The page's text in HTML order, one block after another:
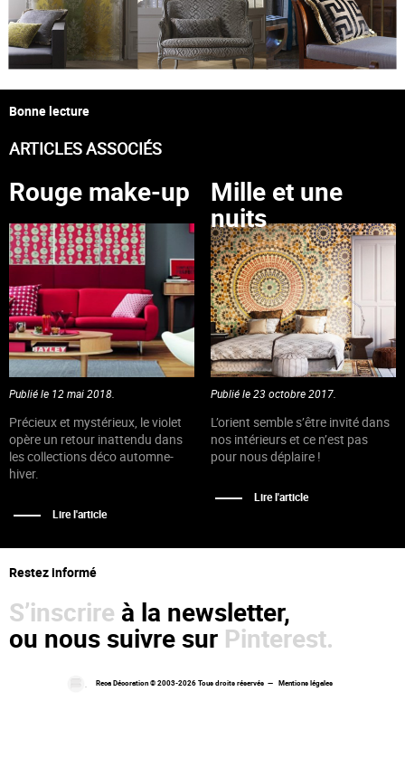
Bonne lecture
ARTICLES ASSOCIÉS
Publié le 12 mai 2018.
Rouge make-up
Précieux et mystérieux, le violet
opère un retour inattendu dans
les collections déco automne-
hiver.
Lire l'article
Publié le 23 octobre 2017.
Mille et une
nuits
L’orient semble s’être invité dans
nos intérieurs et ce n’est pas
pour nous déplaire !
Lire l'article
Restez informé
S’inscrire à la newsletter,
ou nous suivre sur Pinterest.
Reca Décoration © 2003-2026 Tous droits réservés — Mentions légales